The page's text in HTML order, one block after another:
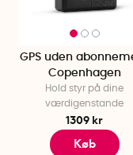
Fuld GSM/GPS-
GPS uden
Copenhagen
Hold styr på dine
værdigenstande
1309 kr
Køb